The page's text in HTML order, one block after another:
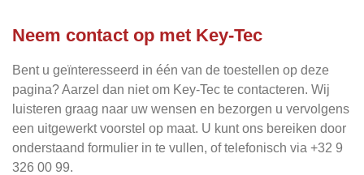
Neem contact op met Key-Tec
Bent u geïnteresseerd in één van de toestellen op deze
pagina? Aarzel dan niet om Key-Tec te contacteren. Wij
luisteren graag naar uw wensen en bezorgen u vervolgens
een uitgewerkt voorstel op maat. U kunt ons bereiken door
onderstaand formulier in te vullen, of telefonisch via +32 9
326 00 99.